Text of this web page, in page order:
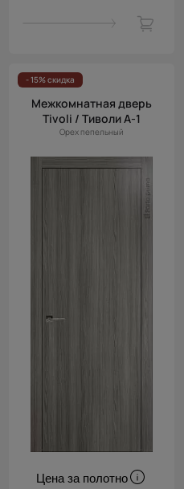
- 15% скидка
Межкомнатная дверь
Tivoli / Тиволи А-1
Орех пепельный
Цена за полотно